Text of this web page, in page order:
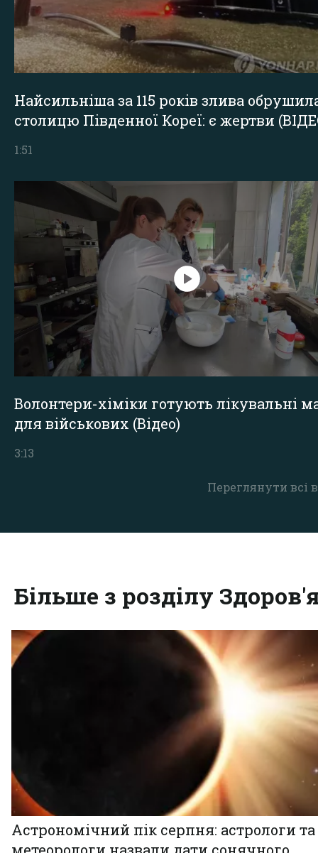
Переглянути всі
Найсильніша за 115 років злива
столицю Південної Кореї: є жертви
1:51
Волонтери-хіміки готують лікувальні
для військових (Відео)
3:13
Більше з розділу
Астрономічний пік серпня: астрологи та